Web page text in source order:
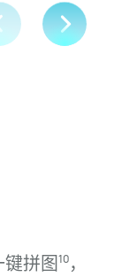
键拼图10，